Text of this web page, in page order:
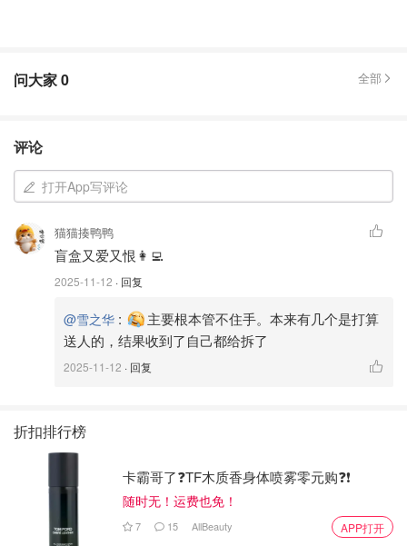
其实刚开始看并不觉得多好看，尤其那脸有点点像屁股，但
是，每天刷刷帖子卡别人晒娃，越看越觉得可爱，还是没忍
问大家0 全部
评论
打开App写评论
猫猫揍鸭鸭
盲盒又爱又恨👩‍💻
2025-11-12 · 回复
@雪之华 :
主要根本管不住手。本来有几个是打算
送人的，结果收到了自己都给拆了
2025-11-12 · 回复
折扣排行榜
卡霸哥了❓TF木质香身体喷雾零元购❓❗
随时无！运费也免！
7 15 AllBeauty APP打开